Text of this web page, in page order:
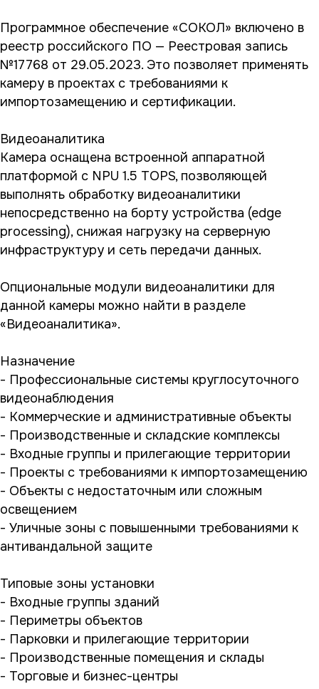
Программное обеспечение «СОКОЛ» включено в
реестр российского ПО — Реестровая запись
№17768 от 29.05.2023. Это позволяет применять
камеру в проектах с требованиями к
импортозамещению и сертификации.
Видеоаналитика
Камера оснащена встроенной аппаратной
платформой с NPU 1.5 TOPS, позволяющей
выполнять обработку видеоаналитики
непосредственно на борту устройства (edge
processing), снижая нагрузку на серверную
инфраструктуру и сеть передачи данных.
Опциональные модули видеоаналитики для
данной камеры можно найти в разделе
«Видеоаналитика».
Назначение
- Профессиональные системы круглосуточного
видеонаблюдения
- Коммерческие и административные объекты
- Производственные и складские комплексы
- Входные группы и прилегающие территории
- Проекты с требованиями к импортозамещению
- Объекты с недостаточным или сложным
освещением
- Уличные зоны с повышенными требованиями к
антивандальной защите
Типовые зоны установки
- Входные группы зданий
- Периметры объектов
- Парковки и прилегающие территории
- Производственные помещения и склады
- Торговые и бизнес-центры